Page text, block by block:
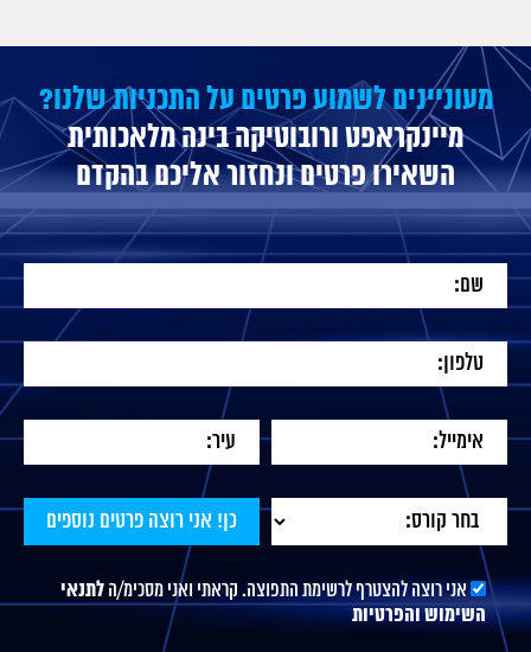
מעוניינים לשמוע פרטים על התכניות שלנו?
מיינקראפט ורובוטיקה בינה מלאכותית
השאירו פרטים ונחזור אליכם בהקדם
אני רוצה להצטרף לרשימת התפוצה. קראתי ואני מסכימ/ה לתנאי
השימוש והפרטיות